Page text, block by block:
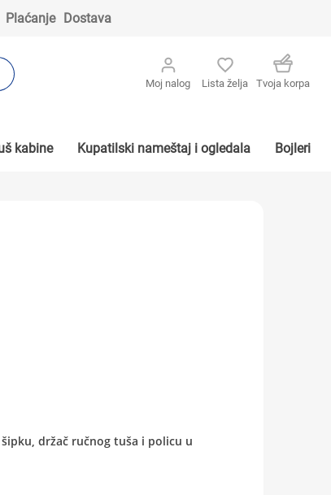
Plaćanje Dostava
Moj nalog Lista želja Tvoja korpa
kabine Kupatilski nameštaj i ogledala Bojleri
držač ručnog tuša i policu u